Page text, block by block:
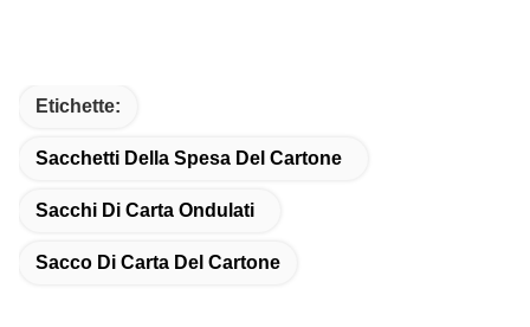
Etichette:
Sacchetti Della Spesa Del Cartone
Sacchi Di Carta Ondulati
Sacco Di Carta Del Cartone